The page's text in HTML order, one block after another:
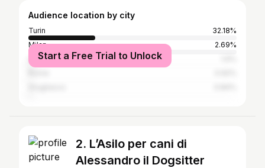
Audience location by city
Turin
32.18%
Milan
2.69%
Lungòni/santa Teresa Gallura
Start a Free Trial to Unlock
2. L’Asilo per cani di
Alessandro il Dogsitter